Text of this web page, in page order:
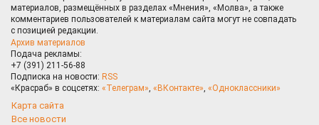
материалов, размещённых в разделах «Мнения», «Молва», а также
комментариев пользователей к материалам сайта могут не совпадать
с позицией редакции.
Архив материалов
Подача рекламы:
+7 (391) 211-56-88
Подписка на новости: RSS
«Красраб» в соцсетях: «Телеграм», «ВКонтакте», «Одноклассники»
Карта сайта
Все новости